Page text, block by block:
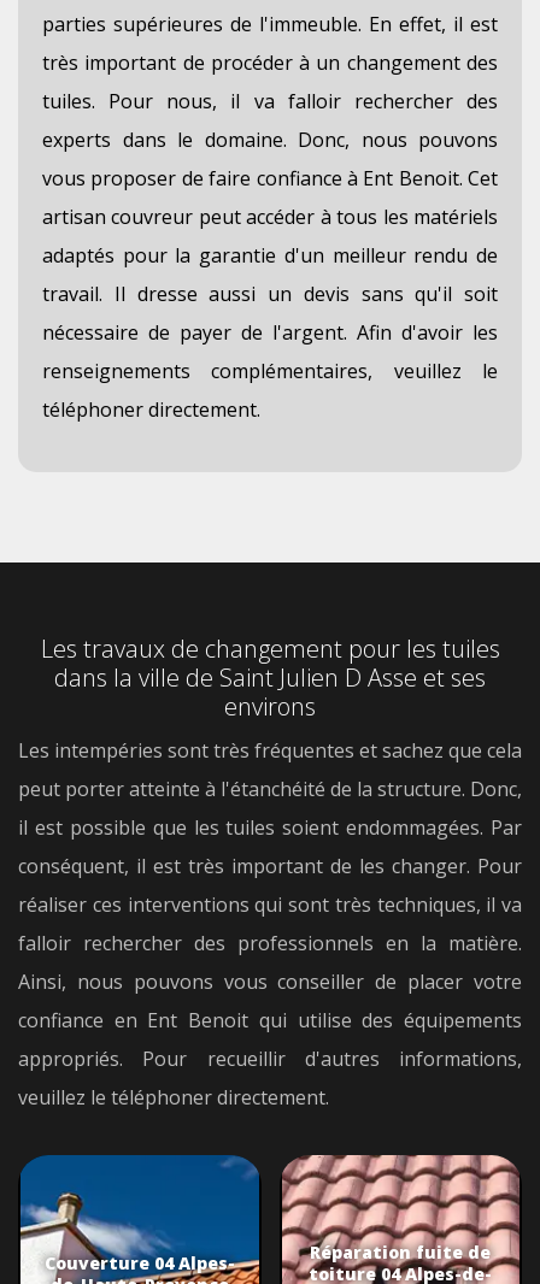
parties supérieures de l'immeuble. En effet, il est
très important de procéder à un changement des
tuiles. Pour nous, il va falloir rechercher des
experts dans le domaine. Donc, nous pouvons
vous proposer de faire confiance à Ent Benoit. Cet
artisan couvreur peut accéder à tous les matériels
adaptés pour la garantie d'un meilleur rendu de
travail. Il dresse aussi un devis sans qu'il soit
nécessaire de payer de l'argent. Afin d'avoir les
renseignements complémentaires, veuillez le
téléphoner directement.
Les travaux de changement pour les tuiles
dans la ville de Saint Julien D Asse et ses
environs
Les intempéries sont très fréquentes et sachez que cela
peut porter atteinte à l'étanchéité de la structure. Donc,
il est possible que les tuiles soient endommagées. Par
conséquent, il est très important de les changer. Pour
réaliser ces interventions qui sont très techniques, il va
falloir rechercher des professionnels en la matière.
Ainsi, nous pouvons vous conseiller de placer votre
confiance en Ent Benoit qui utilise des équipements
appropriés. Pour recueillir d'autres informations,
veuillez le téléphoner directement.
Couverture 04 Alpes-
Réparation fuite de
toiture 04 Alpes-de-